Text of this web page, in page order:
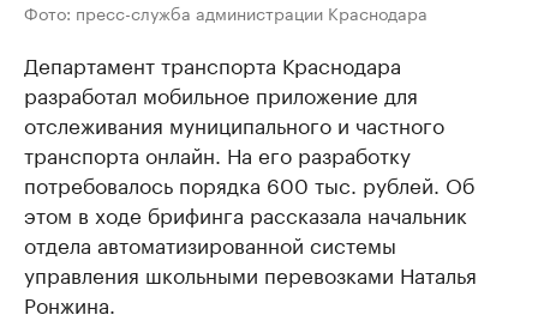
Фото: пресс-служба администрации Краснодара
Департамент транспорта Краснодара
разработал мобильное приложение для
отслеживания муниципального и частного
транспорта онлайн. На его разработку
потребовалось порядка 600 тыс. рублей. Об
этом в ходе брифинга рассказала начальник
отдела автоматизированной системы
управления школьными перевозками Наталья
Ронжина.